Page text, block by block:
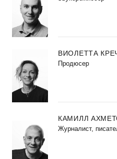
ВИОЛЕТТА
Продюсер
КАМИЛЛ
Журналист,